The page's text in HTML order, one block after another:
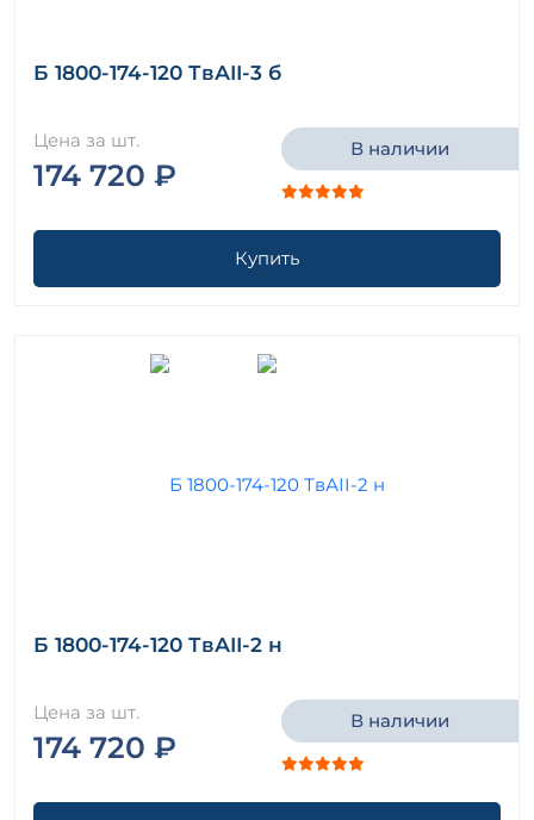
Б 1800-174-120 ТвАII-3 б
Цена за шт.
174 720 ₽
В наличии
Купить
Б 1800-174-120 ТвАII-2 н
Цена за шт.
174 720 ₽
В наличии